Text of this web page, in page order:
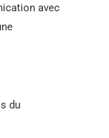
avec
du